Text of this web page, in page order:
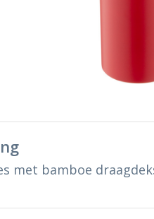
met bamboe